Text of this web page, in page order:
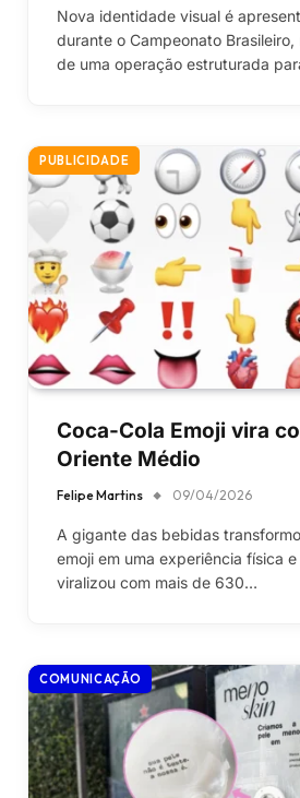
Nova identidade visual é
durante o Campeonato
de uma operação estruturada
PUBLICIDADE
Coca-Cola Emoji vira
Oriente Médio
Felipe Martins 09/04/2026
A gigante das bebidas
emoji em uma experiência física
viralizou com mais de 630…
COMUNICAÇÃO